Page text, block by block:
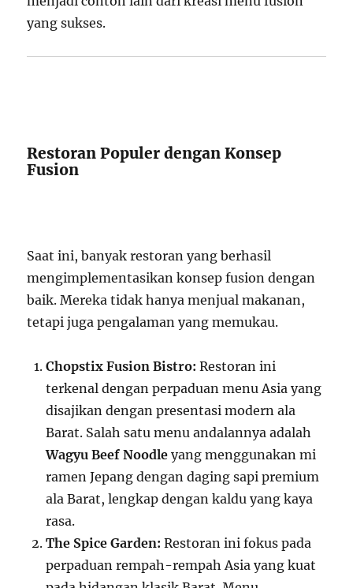
yang sukses.
Restoran Populer dengan Konsep
Fusion
Saat ini, banyak restoran yang berhasil
mengimplementasikan konsep fusion dengan
baik. Mereka tidak hanya menjual makanan,
tetapi juga pengalaman yang memukau.
Chopstix Fusion Bistro: Restoran ini
terkenal dengan perpaduan menu Asia yang
disajikan dengan presentasi modern ala
Barat. Salah satu menu andalannya adalah
Wagyu Beef Noodle yang menggunakan mi
ramen Jepang dengan daging sapi premium
ala Barat, lengkap dengan kaldu yang kaya
rasa.
The Spice Garden: Restoran ini fokus pada
perpaduan rempah-rempah Asia yang kuat